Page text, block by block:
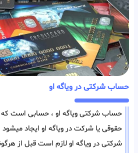
حساب شرکتی در ویاگه او
حساب شرکتی ویاگه او ، حسابی است
حقوقی یا شرکت در ویاگه او ایجاد
شرکتی در ویاگه او لازم است قبل از